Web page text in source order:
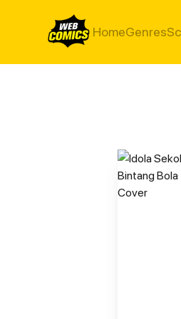
HomeGenres